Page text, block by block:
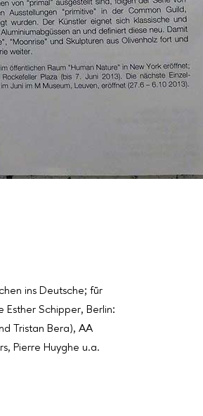
ins Deutsche; für
Schipper, Berlin:
Tristan Bera), AA
Pierre Huyghe u.a.